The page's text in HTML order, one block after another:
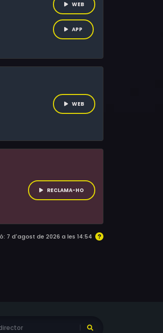
WEB
APP
WEB
RECLAMA-HO
7 d'agost de 2026 a les 14:54